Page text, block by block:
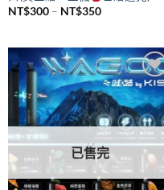
NT$300 – NT$350價
NT$300
到
NT$350
Add to
wishlist
已售完